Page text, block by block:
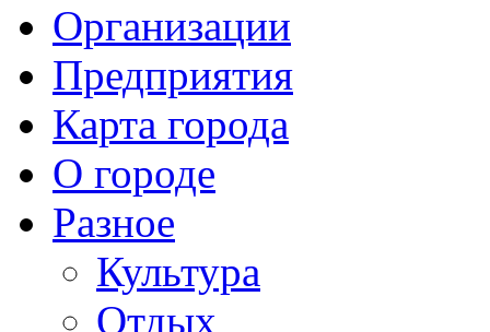
Организации
Предприятия
Карта города
О городе
Разное
Культура
Отдых